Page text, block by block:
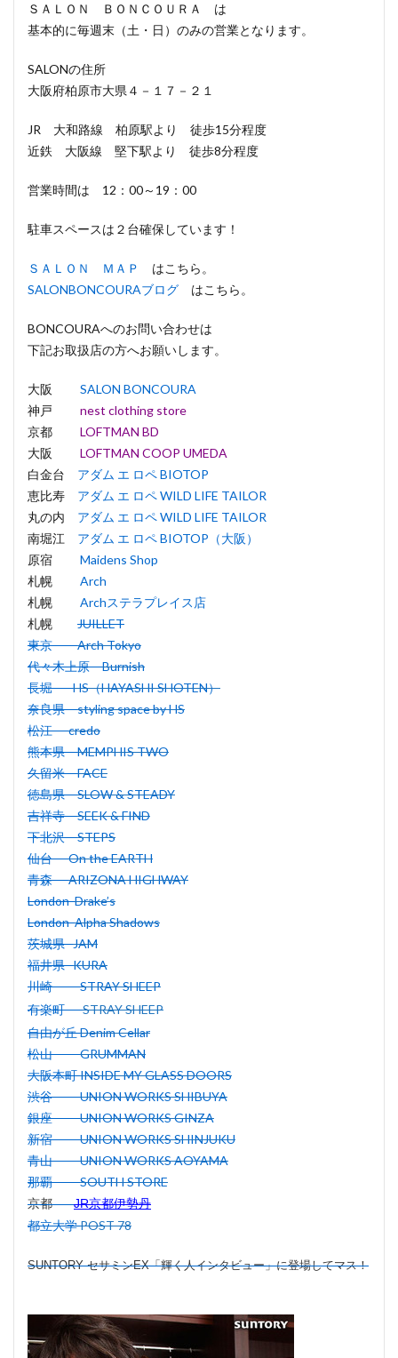
ＳＡＬＯＮ ＢＯＮＣＯＵＲＡ は
基本的に毎週末（土・日）のみの営業となります。
SALONの住所
大阪府柏原市大県４－１７－２１
JR 大和路線 柏原駅より 徒歩15分程度
近鉄 大阪線 堅下駅より 徒歩8分程度
営業時間は 12：00～19：00
駐車スペースは２台確保しています！
ＳＡＬＯＮ ＭＡＰ
はこちら。
SALONBONCOURAブログ はこちら。
BONCOURAへのお問い合わせは
下記お取扱店の方へお願いします。
大阪 SALON BONCOURA
神戸 nest clothing store
京都 LOFTMAN BD
大阪 LOFTMAN COOP UMEDA
白金台 アダム エ ロペ BIOTOP
恵比寿 アダム エ ロペ WILD LIFE TAILOR
丸の内 アダム エ ロペ WILD LIFE TAILOR
南堀江 アダム エ ロペ BIOTOP（大阪）
原宿 Maidens Shop
札幌 Arch
札幌 Archステラプレイス店
札幌 JUILLET
東京Arch Tokyo
代々木上原Burnish
長堀HS（HAYASHI SHOTEN）
奈良県styling space by HS
松江credo
熊本県MEMPHIS TWO
久留米FACE
徳島県SLOW & STEADY
吉祥寺SEEK & FIND
下北沢STEPS
仙台On the EARTH
青森ARIZONA HIGHWAY
LondonDrake’s
LondonAlpha Shadows
茨城県JAM
福井県KURA
川崎STRAY SHEEP
有楽町
STRAY SHEEP
自由が丘Denim Cellar
松山GRUMMAN
大阪本町INSIDE MY GLASS DOORS
渋谷UNION WORKS SHIBUYA
銀座UNION WORKS GINZA
新宿UNION WORKS SHINJUKU
青山UNION WORKS AOYAMA
那覇SOUTH STORE
京都JR京都伊勢丹
都立大学POST 78
SUNTORY セサミンEX「輝く人インタビュー」に登場してマス！